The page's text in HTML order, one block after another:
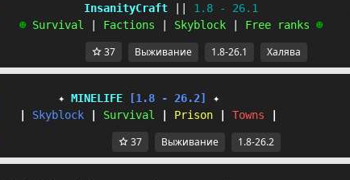
InsanityCraft
1.8 - 26.1
☻ Survival Factions Skyblock Free ranks ☻
37 Выживание 1.8-26.1 Халява
✦ MINELIFE [1.8 - 26.2]
✦
Skyblock Survival Prison Towns
37 Выживание 1.8-26.2